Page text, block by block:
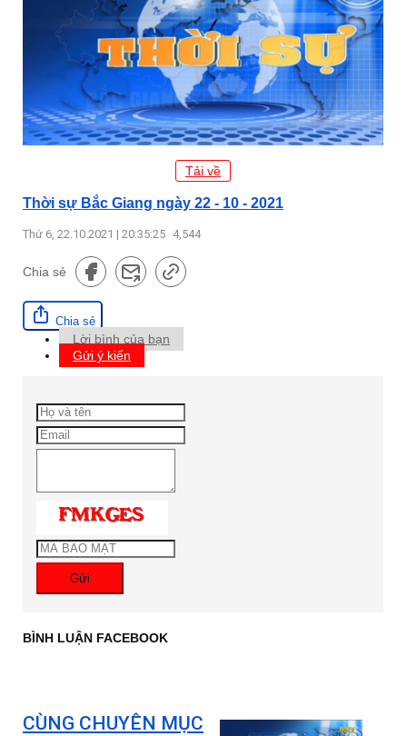
Tải về
Thời sự Bắc Giang ngày 22 - 10 - 2021
Thứ 6, 22.10.2021 | 20:35:25 4,544
Chia sẻ
Chia sẻ
Lời bình của bạn
Gửi ý kiến
Gửi
BÌNH LUẬN FACEBOOK
CÙNG CHUYÊN MỤC